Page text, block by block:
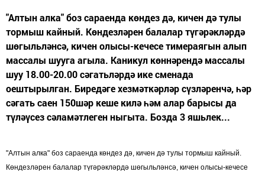
"Алтын алка" боз сараенда көндез дә, кичен дә тулы
тормыш кайный. Көндезләрен балалар түгәрәкләрдә
шөгыльләнсә, кичен олысы-кечесе тимераягын алып
массалы шууга агыла. Каникул көннәрендә массалы
шуу 18.00-20.00 сәгатьләрдә ике сменада
оештырылган. Биредәге хезмәткәрләр сүзләренчә, һәр
сәгать саен 150шәр кеше килә һәм алар барысы да
түләүсез сәламәтлеген ныгыта. Бозда 3 яшьлек...
"Алтын алка" боз сараенда көндез дә, кичен дә тулы тормыш кайный.
Көндезләрен балалар түгәрәкләрдә шөгыльләнсә, кичен олысы-кечесе